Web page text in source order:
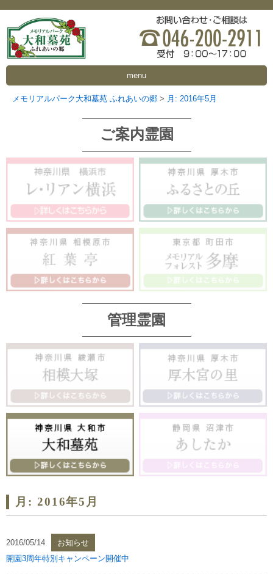
menu
メモリアルパーク大和墓苑 ふれあいの郷 > 月: 2016年5月
ご案内霊園
管理霊園
月: 2016年5月
2016/05/14
お知らせ
開園3周年特別キャンペーン開催中